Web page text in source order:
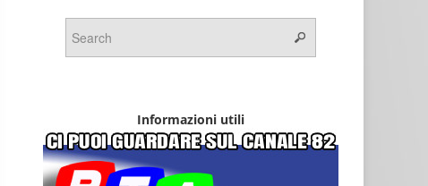
Informazioni utili